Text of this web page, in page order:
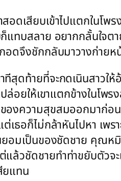
อดเสียบเข้าไปแตกในโพร
แทบสลาย อยากกลั้นใจ
อดจึงชักกลับมาวางก่าย
สุดท้ายที่จะกดเนินสาวใ
ล่อยให้เขาแตกข้างในโ
องความสุขสมออกมาก่
ธอก็ไม่กล้าหันไปหา เพ
ยอมเป็นของชัดชาย คุณ
ล้วชัดชายทำท่าขยับตัว
ยแทน